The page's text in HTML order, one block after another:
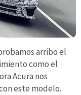
arribo el
como el
Acura nos
este modelo.